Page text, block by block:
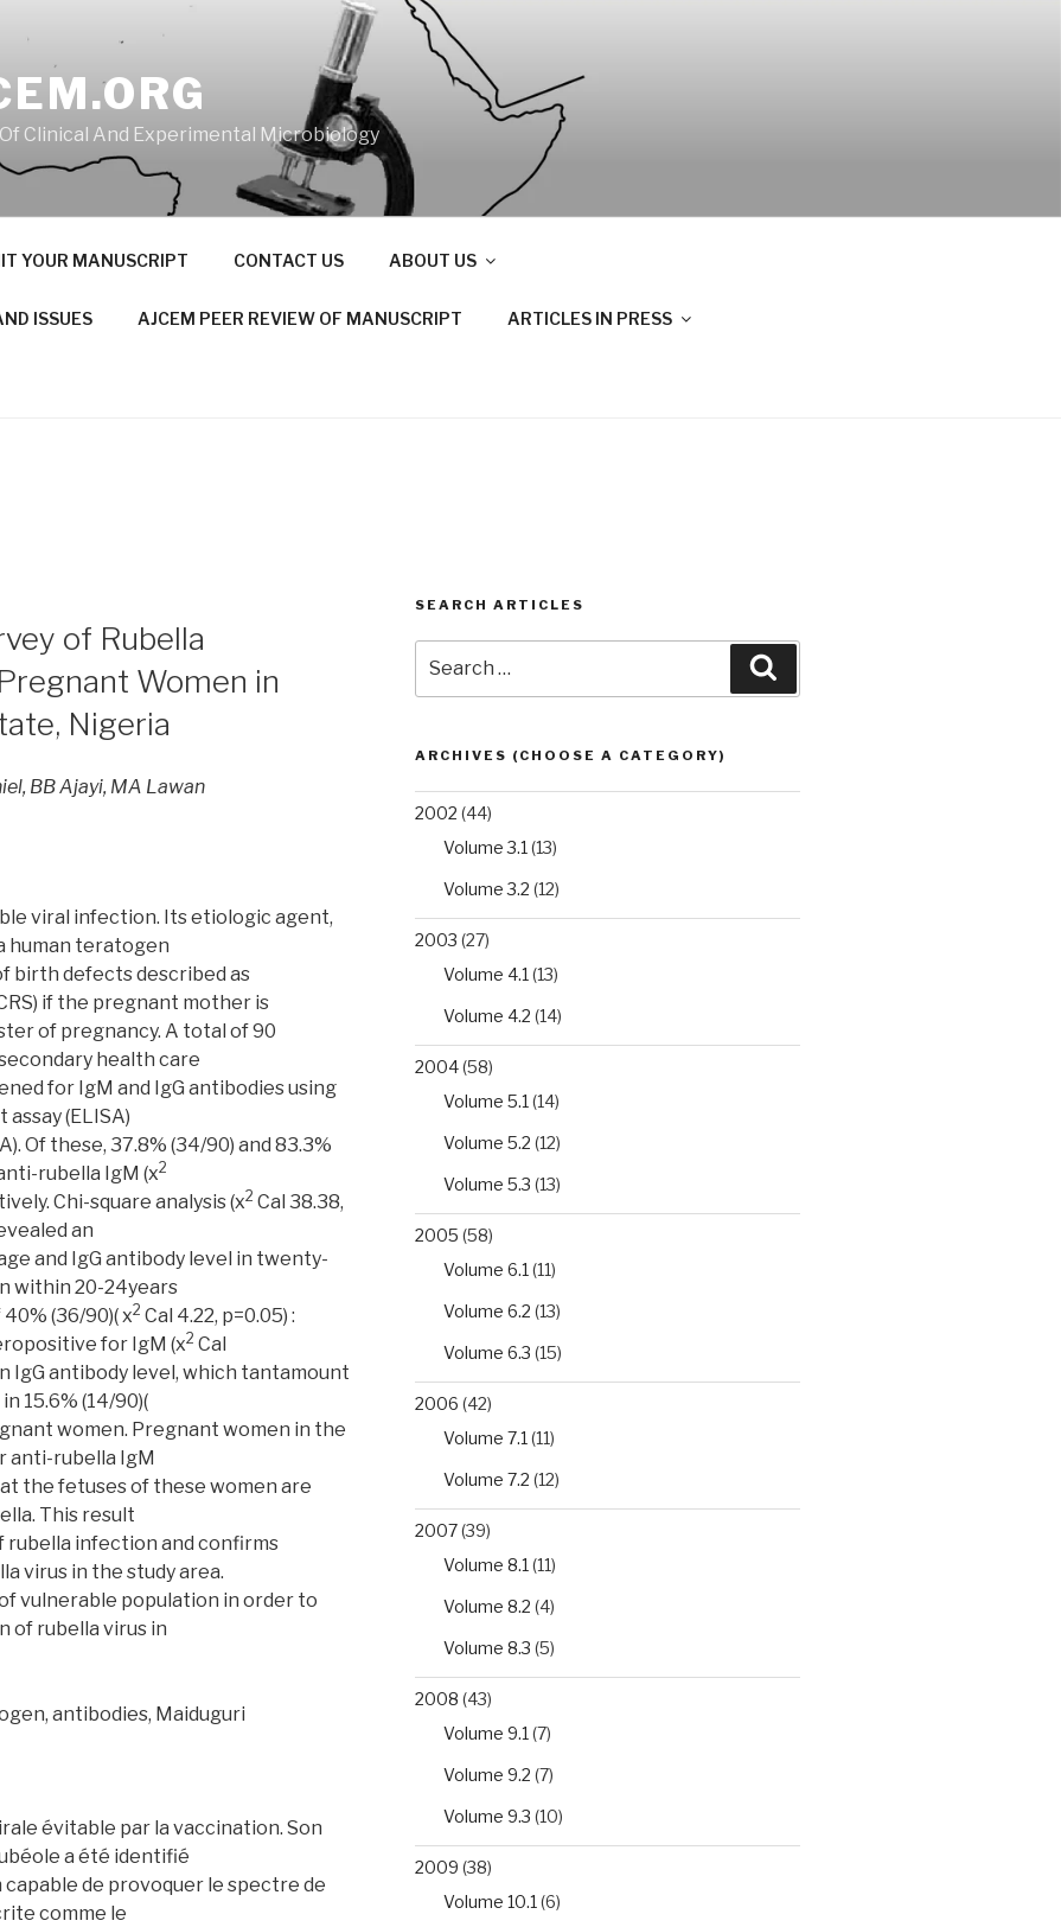
Clinical And Experimental Microbiology
YOUR MANUSCRIPT CONTACT US ABOUT US
ISSUES AJCEM PEER REVIEW OF MANUSCRIPT ARTICLES IN PRESS
of Rubella
Women in
Nigeria
BB Ajayi, MA Lawan
viral infection. Its etiologic agent,
human teratogen
birth defects described as
if the pregnant mother is
of pregnancy. A total of 90
health care
for IgM and IgG antibodies using
(ELISA)
Of these, 37.8% (34/90) and 83.3%
rubella IgM (x2
Chi-square analysis (x2 Cal 38.38,
an
and IgG antibody level in twenty-
within 20-24years
(36/90)( x2 Cal 4.22, p=0.05) :
for IgM (x2 Cal
IgG antibody level, which tantamount
15.6% (14/90)(
women. Pregnant women in the
rubella IgM
the fetuses of these women are
This result
rubella infection and confirms
virus in the study area.
vulnerable population in order to
of rubella virus in
antibodies, Maiduguri
évitable par la vaccination. Son
a été identifié
de provoquer le spectre de
comme le
SEARCH ARTICLES
for:
ARCHIVES (CHOOSE A CATEGORY)
2002 (44)
Volume 3.1 (13)
Volume 3.2 (12)
2003 (27)
Volume 4.1 (13)
Volume 4.2 (14)
2004(58)
Volume 5.1 (14)
Volume 5.2 (12)
Volume 5.3 (13)
2005 (58)
Volume 6.1 (11)
Volume 6.2 (13)
Volume 6.3 (15)
2006 (42)
Volume 7.1 (11)
Volume 7.2 (12)
2007(39)
Volume 8.1 (11)
Volume 8.2 (4)
Volume 8.3 (5)
2008 (43)
Volume 9.1 (7)
Volume 9.2 (7)
Volume 9.3 (10)
2009 (38)
Volume 10.1 (6)